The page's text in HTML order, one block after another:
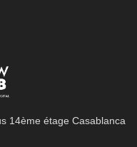
14ème étage Casablanca